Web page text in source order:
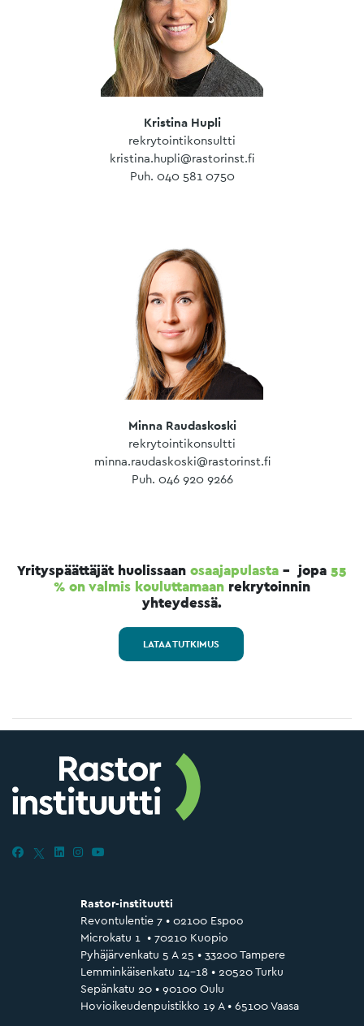
Kristina Hupli
rekrytointikonsultti
kristina.hupli@rastorinst.fi
Puh. 040 581 0750
Minna Raudaskoski
rekrytointikonsultti
minna.raudaskoski@rastorinst.fi
Puh. 046 920 9266
Yrityspäättäjät huolissaan osaajapulasta – jopa 55
% on valmis kouluttamaan rekrytoinnin
yhteydessä.
LATAA TUTKIMUS
Rastor-instituutti
Revontulentie 7 • 02100 Espoo
Microkatu 1 • 70210 Kuopio
Pyhäjärvenkatu 5 A 25 • 33200 Tampere
Lemminkäisenkatu 14–18 • 20520 Turku
Sepänkatu 20 • 90100 Oulu
Hovioikeudenpuistikko 19 A • 65100 Vaasa